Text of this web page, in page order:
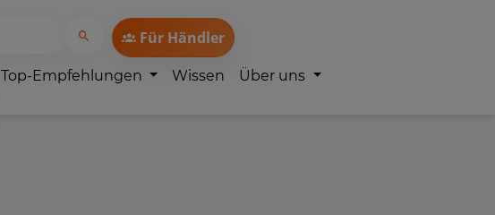
Für Händler
Top-Empfehlungen Wissen Über uns